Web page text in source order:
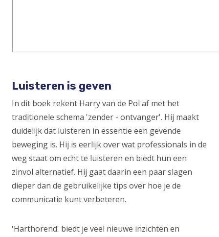
Luisteren is geven
In dit boek rekent Harry van de Pol af met het
traditionele schema 'zender - ontvanger'. Hij maakt
duidelijk dat luisteren in essentie een gevende
beweging is. Hij is eerlijk over wat professionals in de
weg staat om echt te luisteren en biedt hun een
zinvol alternatief. Hij gaat daarin een paar slagen
dieper dan de gebruikelijke tips over hoe je de
communicatie kunt verbeteren.
'Harthorend' biedt je veel nieuwe inzichten en